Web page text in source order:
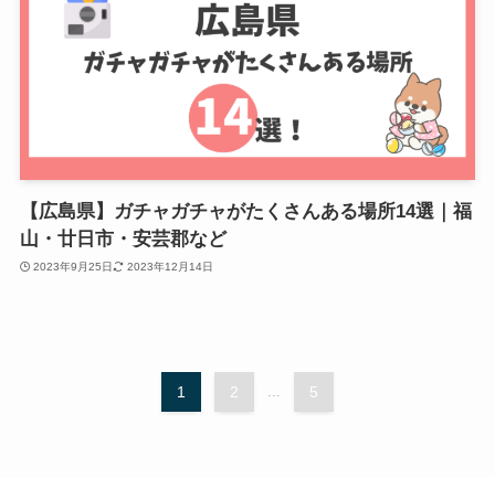
【広島県】ガチャガチャがたくさんある場所14選｜福
山・廿日市・安芸郡など
2023年9月25日 2023年12月14日
1 2 5